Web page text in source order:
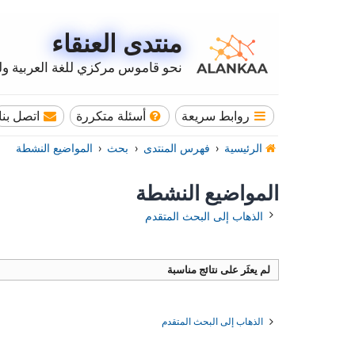
منتدى العنقاء
نحو قاموس مركزي للغة العربية
روابط سريعة أسئلة متكررة اتصل بنا
الرئيسية فهرس المنتدى بحث المواضيع النشطة
المواضيع النشطة
الذهاب إلى البحث المتقدم
لم يعثَر على نتائج مناسبة
الذهاب إلى البحث المتقدم